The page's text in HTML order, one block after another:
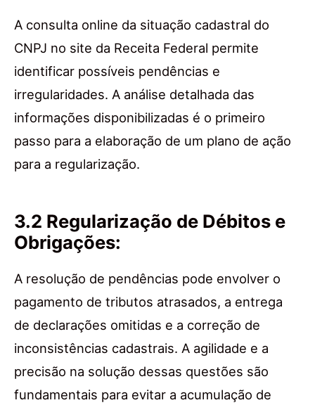
A consulta online da situação cadastral do
CNPJ no site da Receita Federal permite
identificar possíveis pendências e
irregularidades. A análise detalhada das
informações disponibilizadas é o primeiro
passo para a elaboração de um plano de ação
para a regularização.
3.2 Regularização de Débitos e
Obrigações:
A resolução de pendências pode envolver o
pagamento de tributos atrasados, a entrega
de declarações omitidas e a correção de
inconsistências cadastrais. A agilidade e a
precisão na solução dessas questões são
fundamentais para evitar a acumulação de